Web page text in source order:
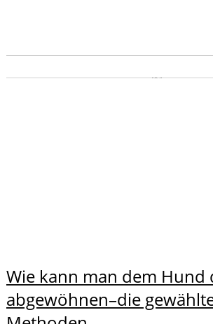
Wie kann man dem Hund
abgewöhnen–die